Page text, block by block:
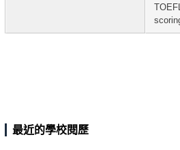
最近的學校閱歷